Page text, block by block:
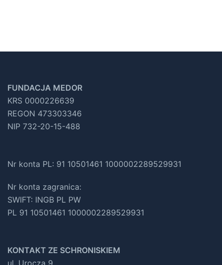
FUNDACJA MEDOR
KRS 0000226639
REGON 473303346
NIP 732-20-15-488
Nr konta PL: 91 10501461 1000002289529931
Nr konta zagranica:
SWIFT: INGB PL PW
PL 91 10501461 1000002289529931
KONTAKT ZE SCHRONISKIEM